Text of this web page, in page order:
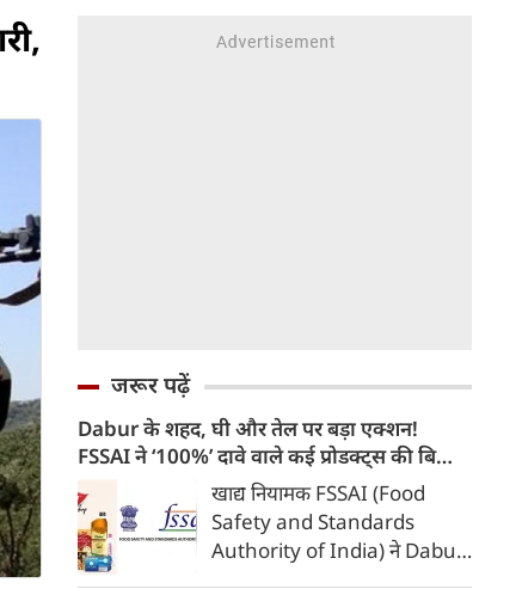
जरूर पढ़ें
Dabur के शहद, घी और तेल पर बड़ा एक्शन!
FSSAI ने ‘100%’ दावे वाले कई प्रोडक्ट्स की बिक्री
रोकी
खाद्य नियामक FSSAI (Food
Safety and Standards
Authority of India) ने Dabur